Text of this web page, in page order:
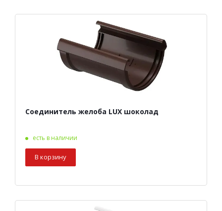
Соединитель желоба LUX шоколад
есть в наличии
В корзину